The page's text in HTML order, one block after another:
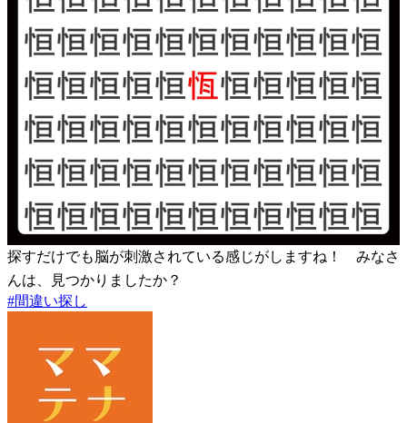
探すだけでも脳が刺激されている感じがしますね！ みなさ
んは、見つかりましたか？
#間違い探し